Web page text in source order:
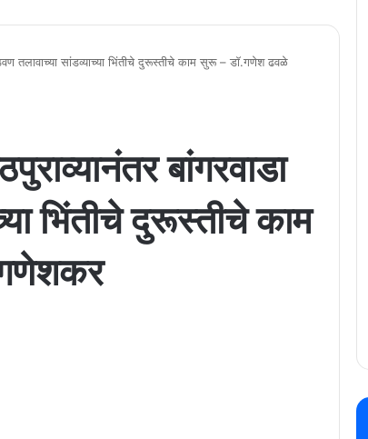
तलावाच्या सांडव्याच्या भिंतीचे दुरूस्तीचे काम सुरू – डाॅ.गणेश ढवळे
बांगरवाडा
भिंतीचे दुरूस्तीचे काम